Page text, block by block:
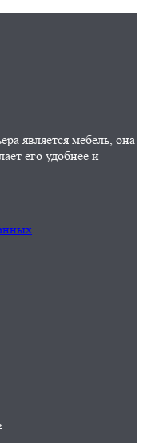
является мебель, она
его удобнее и